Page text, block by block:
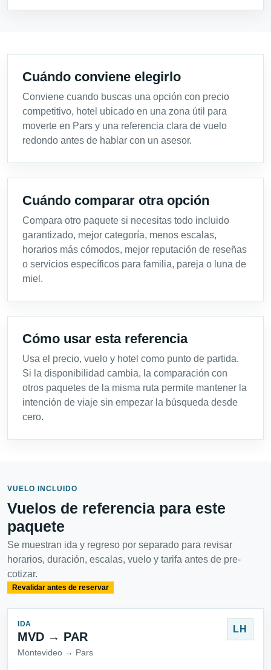
Cuándo conviene elegirlo
Conviene cuando buscas una opción con precio
competitivo, hotel ubicado en una zona útil para
moverte en Pars y una referencia clara de vuelo
redondo antes de hablar con un asesor.
Cuándo comparar otra opción
Compara otro paquete si necesitas todo incluido
garantizado, mejor categoría, menos escalas,
horarios más cómodos, mejor reputación de reseñas
o servicios específicos para familia, pareja o luna de
miel.
Cómo usar esta referencia
Usa el precio, vuelo y hotel como punto de partida.
Si la disponibilidad cambia, la comparación con
otros paquetes de la misma ruta permite mantener la
intención de viaje sin empezar la búsqueda desde
cero.
VUELO INCLUIDO
Vuelos de referencia para este
paquete
Se muestran ida y regreso por separado para revisar
horarios, duración, escalas, vuelo y tarifa antes de pre-
cotizar.
Revalidar antes de reservar
IDA
MVD → PAR
Montevideo → Pars
LH